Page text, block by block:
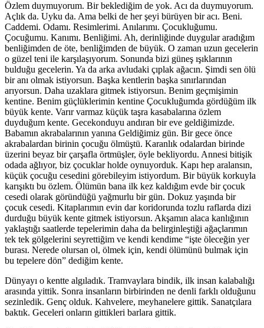
Özlem duymuyorum. Bir beklediğim de yok. Acı da duymuyorum.
Açlık da. Uyku da. Ama belki de her şeyi bürüyen bir acı. Beni.
Caddemi. Odamı. Resimlerimi. Anılarımı. Çocukluğumu.
Çocuğumu. Kanımı. Benliğimi. Ah, derinliğinde duygular aradığım
benliğimden de öte, benliğimden de büyük. O zaman uzun gecelerin
o güzel teni ile karşılaşıyorum. Sonunda bizi güneş ışıklarının
bulduğu gecelerin. Ya da arka avludaki çıplak ağacın. Şimdi sen ölü
bir anı olmak istiyorsun. Başka kentlerin başka sınırlarından
arıyorsun. Daha uzaklara gitmek istiyorsun. Benim geçmişimin
kentine. Benim güçlüklerimin kentine Çocukluğumda gördüğüm ilk
büyük kente. Varır varmaz küçük taşra kasabalarına özlem
duyduğum kente. Gecekonduyu andıran bir eve geldiğimizde.
Babamın akrabalarının yanına Geldiğimiz gün. Bir gece önce
akrabalardan birinin çocuğu ölmüştü. Karanlık odalardan birinde
üzerini beyaz bir çarşafla örtmüşler, öyle bekliyordu. Annesi bitişik
odada ağlıyor, biz çocuklar holde oynuyorduk. Kapı hep aralansın,
küçük çocuğu cesedini görebileyim istiyordum. Bir büyük korkuyla
karışıktı bu özlem. Ölümün bana ilk kez kaldığım evde bir çocuk
cesedi olarak göründüğü yağmurlu bir gün. Dokuz yaşında bir
çocuk cesedi. Kitaplarımın evin dar koridorunda tozlu raflarda dizi
durduğu büyük kente gitmek istiyorsun. Akşamın alaca kanlığının
yaklaştığı saatlerde tepelerimin daha da belirginleştiği ağaçlarımın
tek tek gölgelerini seyrettiğim ve kendi kendime “işte öleceğin yer
burası. Nerede olursan ol, ölmek için, kendi ölümünü bulmak için
bu tepelere dön” dediğim kente.
Dünyayı o kentte algıladık. Tramvaylara bindik, ilk insan kalabalığı
arasında yittik. Sonra insanların birbirinden ne denli farklı olduğunu
sezinledik. Genç olduk. Kahvelere, meyhanelere gittik. Sanatçılara
baktık. Geceleri onların gittikleri barlara gittik.